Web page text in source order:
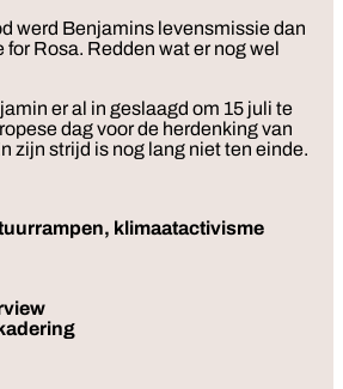
werd Benjamins levensmissie dan
Rosa. Redden wat er nog wel
er al in geslaagd om 15 juli te
dag voor de herdenking van
zijn strijd is nog lang niet ten einde.
klimaatactivisme